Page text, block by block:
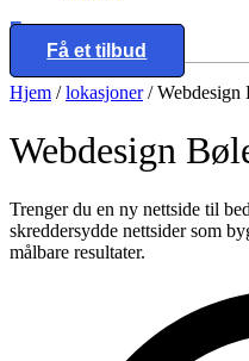
Eng
Få et tilbud
Hjem /lokasjoner/Webdesign
Webdesign
Trenger du en ny nettside til
skreddersydde nettsider som
målbare resultater.